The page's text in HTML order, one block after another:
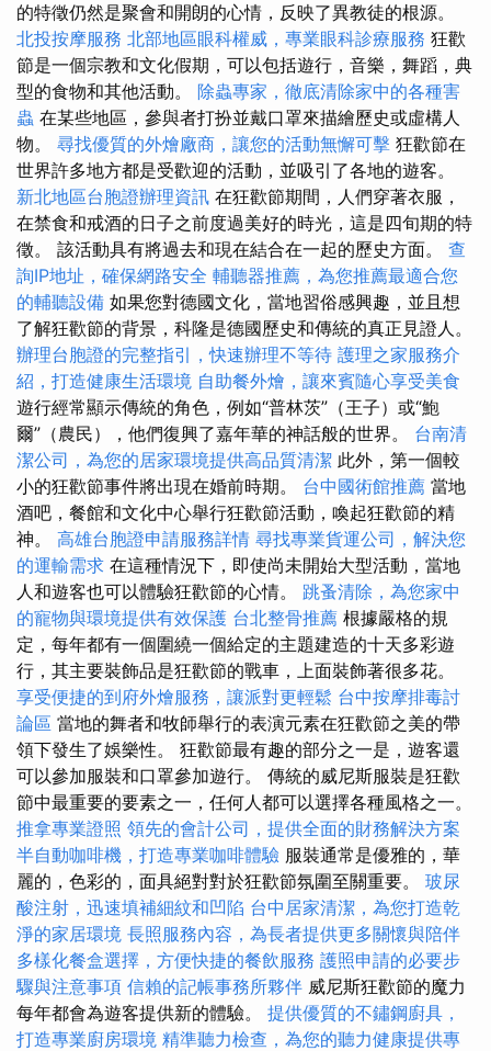
的特徵仍然是聚會和開朗的心情，反映了異教徒的根源。
北投按摩服務 北部地區眼科權威，專業眼科診療服務 狂歡
節是一個宗教和文化假期，可以包括遊行，音樂，舞蹈，典
型的食物和其他活動。 除蟲專家，徹底清除家中的各種害
蟲 在某些地區，參與者打扮並戴口罩來描繪歷史或虛構人
物。 尋找優質的外燴廠商，讓您的活動無懈可擊 狂歡節在
世界許多地方都是受歡迎的活動，並吸引了各地的遊客。
新北地區台胞證辦理資訊 在狂歡節期間，人們穿著衣服，
在禁食和戒酒的日子之前度過美好的時光，這是四旬期的特
徵。 該活動具有將過去和現在結合在一起的歷史方面。 查
詢IP地址，確保網路安全 輔聽器推薦，為您推薦最適合您
的輔聽設備 如果您對德國文化，當地習俗感興趣，並且想
了解狂歡節的背景，科隆是德國歷史和傳統的真正見證人。
辦理台胞證的完整指引，快速辦理不等待 護理之家服務介
紹，打造健康生活環境 自助餐外燴，讓來賓隨心享受美食
遊行經常顯示傳統的角色，例如“普林茨”（王子）或“鮑
爾”（農民），他們復興了嘉年華的神話般的世界。 台南清
潔公司，為您的居家環境提供高品質清潔 此外，第一個較
小的狂歡節事件將出現在婚前時期。 台中國術館推薦 當地
酒吧，餐館和文化中心舉行狂歡節活動，喚起狂歡節的精
神。 高雄台胞證申請服務詳情 尋找專業貨運公司，解決您
的運輸需求 在這種情況下，即使尚未開始大型活動，當地
人和遊客也可以體驗狂歡節的心情。 跳蚤清除，為您家中
的寵物與環境提供有效保護 台北整骨推薦 根據嚴格的規
定，每年都有一個圍繞一個給定的主題建造的十天多彩遊
行，其主要裝飾品是狂歡節的戰車，上面裝飾著很多花。
享受便捷的到府外燴服務，讓派對更輕鬆 台中按摩排毒討
論區 當地的舞者和牧師舉行的表演元素在狂歡節之美的帶
領下發生了娛樂性。 狂歡節最有趣的部分之一是，遊客還
可以參加服裝和口罩參加遊行。 傳統的威尼斯服裝是狂歡
節中最重要的要素之一，任何人都可以選擇各種風格之一。
推拿專業證照 領先的會計公司，提供全面的財務解決方案
半自動咖啡機，打造專業咖啡體驗 服裝通常是優雅的，華
麗的，色彩的，面具絕對對於狂歡節氛圍至關重要。 玻尿
酸注射，迅速填補細紋和凹陷 台中居家清潔，為您打造乾
淨的家居環境 長照服務內容，為長者提供更多關懷與陪伴
多樣化餐盒選擇，方便快捷的餐飲服務 護照申請的必要步
驟與注意事項 信賴的記帳事務所夥伴 威尼斯狂歡節的魔力
每年都會為遊客提供新的體驗。 提供優質的不鏽鋼廚具，
打造專業廚房環境 精準聽力檢查，為您的聽力健康提供專